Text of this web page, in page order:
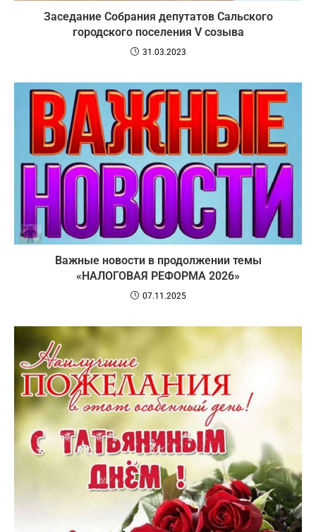
Заседание Собрания депутатов Сальского
городского поселения V созыва
31.03.2023
Важные новости в продолжении темы
«НАЛОГОВАЯ РЕФОРМА 2026»
07.11.2025